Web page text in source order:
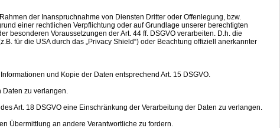
der Inanspruchnahme von Diensten Dritter oder Offenlegung, bzw.
einer rechtlichen Verpflichtung oder auf Grundlage unserer berechtigten
besonderen Voraussetzungen der Art. 44 ff. DSGVO verarbeiten. D.h. die
für die USA durch das „Privacy Shield“) oder Beachtung offiziell anerkannter
und Kopie der Daten entsprechend Art. 15 DSGVO.
Daten zu verlangen.
Art. 18 DSGVO eine Einschränkung der Verarbeitung der Daten zu verlangen.
Übermittlung an andere Verantwortliche zu fordern.